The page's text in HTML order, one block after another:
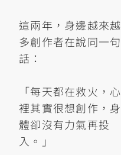
這兩年，身邊越來越
多創作者在說同一句
話：
「每天都在救火，心
裡其實很想創作，身
體卻沒有力氣再投
入。」